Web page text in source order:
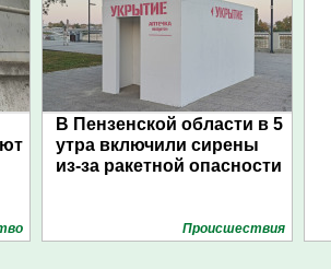
В Пензенской области в 5
утра включили сирены
из-за ракетной опасности
Проиcшествия